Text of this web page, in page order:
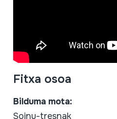
Fitxa osoa
Bilduma mota:
Soinu-tresnak